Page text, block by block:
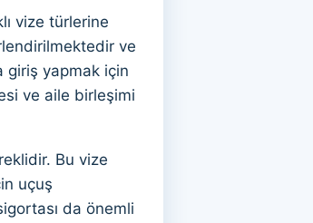
vize türlerine
ve
giriş yapmak için
ve aile birleşimi
Bu vize
uçuş
da önemli